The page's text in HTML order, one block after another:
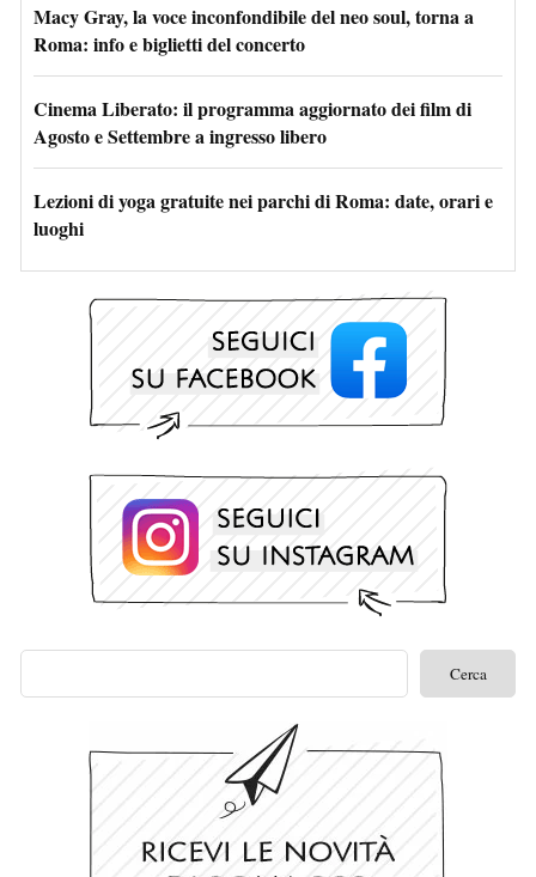
Macy Gray, la voce inconfondibile del neo soul, torna a
Roma: info e biglietti del concerto
Cinema Liberato: il programma aggiornato dei film di
Agosto e Settembre a ingresso libero
Lezioni di yoga gratuite nei parchi di Roma: date, orari e
luoghi